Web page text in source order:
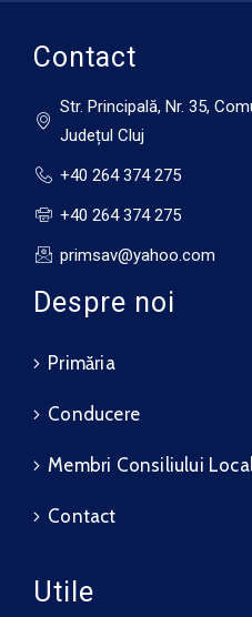
Contact
Str. Principală, Nr. 35,
Județul Cluj
+40 264 374 275
+40 264 374 275
primsav@yahoo.com
Despre noi
Primăria
Conducere
Membri Consiliului
Contact
Utile